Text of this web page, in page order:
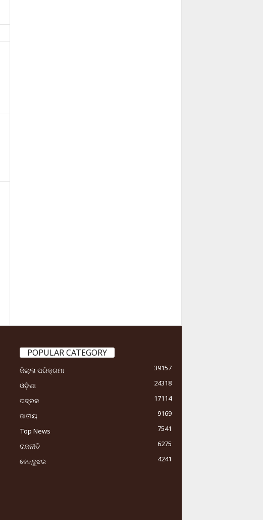
POPULAR CATEGORY
ଜିଲ୍ଲା ପରିକ୍ରମା
39157
ଓଡ଼ିଶା
24318
ଭଦ୍ରକ
17114
ଜାତୀୟ
9169
Top News
7541
ରାଜନୀତି
6275
କେନ୍ଦୁଝର
4241